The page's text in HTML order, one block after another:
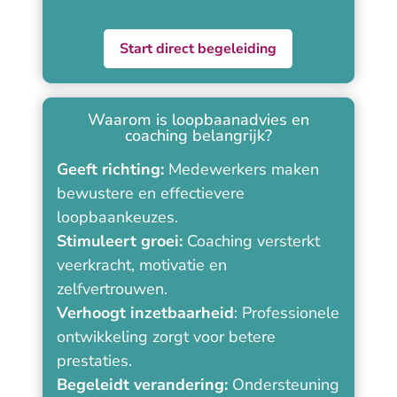
Start direct begeleiding
Waarom is loopbaanadvies en
coaching belangrijk?
Geeft richting: Medewerkers maken
bewustere en effectievere
loopbaankeuzes.
Stimuleert groei: Coaching versterkt
veerkracht, motivatie en
zelfvertrouwen.
Verhoogt inzetbaarheid: Professionele
ontwikkeling zorgt voor betere
prestaties.
Begeleidt verandering: Ondersteuning